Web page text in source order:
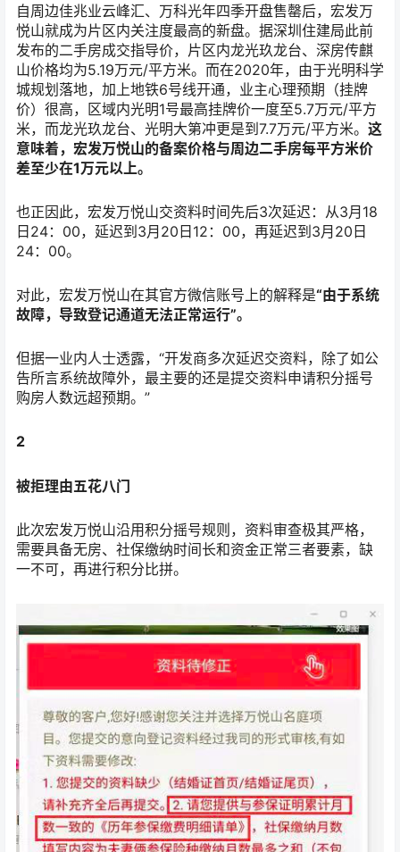
自周边佳兆业云峰汇、万科光年四季开盘售罄后，宏发万
悦山就成为片区内关注度最高的新盘。据深圳住建局此前
发布的二手房成交指导价，片区内龙光玖龙台、深房传麒
山价格均为5.19万元/平方米。而在2020年，由于光明科学
城规划落地，加上地铁6号线开通，业主心理预期（挂牌
价）很高，区域内光明1号最高挂牌价一度至5.7万元/平方
米，而龙光玖龙台、光明大第冲更是到7.7万元/平方米。 这
意味着，宏发万悦山的备案价格与周边二手房每平方米价
差至少在1万元以上。
也正因此，宏发万悦山交资料时间先后3次延迟：从3月18
日24：00，延迟到3月20日12：00，再延迟到3月20日
24：00。
对此，宏发万悦山在其官方微信账号上的解释是“由于系统
故障，导致登记通道无法正常运行”。
但据一业内人士透露，“开发商多次延迟交资料，除了如公
告所言系统故障外，最主要的还是提交资料申请积分摇号
购房人数远超预期。”
2
被拒理由五花八门
此次宏发万悦山沿用积分摇号规则，资料审查极其严格，
需要具备无房、社保缴纳时间长和资金正常三者要素，缺
一不可，再进行积分比拼。